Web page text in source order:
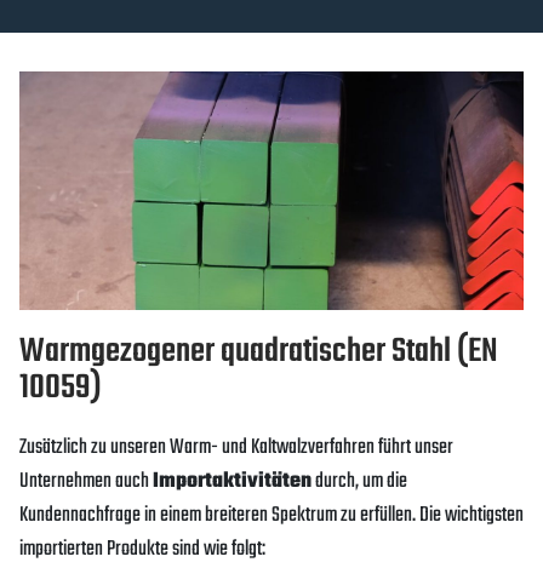
Warmgezogener quadratischer Stahl (EN
10059)
Zusätzlich zu unseren Warm- und Kaltwalzverfahren führt unser
Unternehmen auchImportaktivitätendurch, um die
Kundennachfrage in einem breiteren Spektrum zu erfüllen. Die wichtigsten
importierten Produkte sind wie folgt: